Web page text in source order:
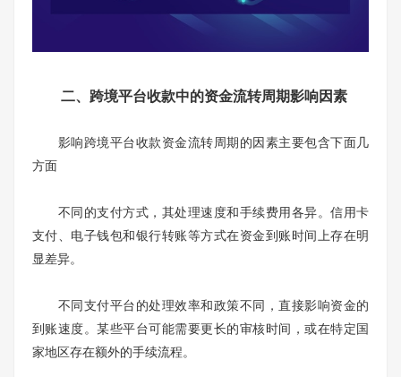
二、跨境平台收款中的资金流转周期影响因素
影响跨境平台收款资金流转周期的因素主要包含下面几
方面
不同的支付方式，其处理速度和手续费用各异。信用卡
支付、电子钱包和银行转账等方式在资金到账时间上存在明
显差异。
不同支付平台的处理效率和政策不同，直接影响资金的
到账速度。某些平台可能需要更长的审核时间，或在特定国
家地区存在额外的手续流程。